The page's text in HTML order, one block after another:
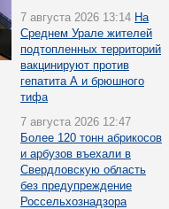
7 августа 2026 13:14 На
Среднем Урале жителей
подтопленных территорий
вакцинируют против
гепатита А и брюшного
тифа
7 августа 2026 12:47
Более 120 тонн абрикосов
и арбузов въехали в
Свердловскую область
без предупреждение
Россельхознадзора